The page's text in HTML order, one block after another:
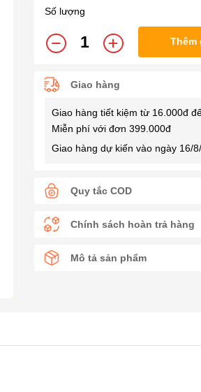
Số lượng
Thêm
Giao hàng
Giao hàng tiết kiệm từ 16.000đ
Miễn phí với đơn 399.000đ
Giao hàng dự kiến vào ngày 16/
Quy tắc COD
Chính sách hoàn trả hàng
Mô tả sản phẩm